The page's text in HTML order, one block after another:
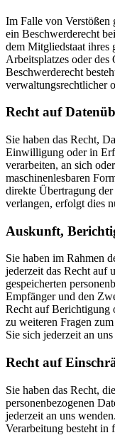
Im Falle von Verstößen
ein Beschwerderecht
dem Mitgliedstaat ihres
Arbeitsplatzes oder des
Beschwerderecht
verwaltungsrechtlicher
Recht auf
Sie haben das Recht,
Einwilligung oder in
verarbeiten, an sich
maschinenlesbaren
direkte Übertragung
verlangen, erfolgt dies
Auskunft,
Sie haben im Rahmen
jederzeit das Recht auf
gespeicherten
Empfänger und den
Recht auf Berichtigung
zu weiteren Fragen
Sie sich jederzeit an
Recht auf
Sie haben das Recht,
personenbezogenen
jederzeit an uns
Verarbeitung besteht in